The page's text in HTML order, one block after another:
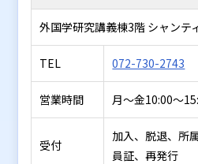
外国学研究講義棟3階 シャンテ
TEL 072-730-2743
営業時間 月～金10:00～
受付
加入、脱退、所
員証、再発行